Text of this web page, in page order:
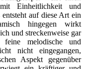
Einheitlichkeit und
auf diese Art ein
hingegen wirkt
und streckenweise gar
melodische und
nicht eingegangen,
Aspekt gegenüber